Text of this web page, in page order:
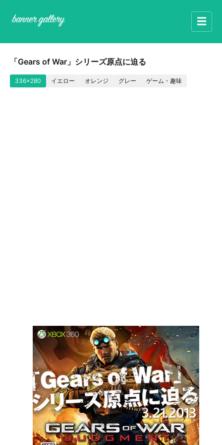
☰
「Gears of War」シリーズ原点に迫る
336x280 イエロー オレンジ グレー ゲーム・趣味